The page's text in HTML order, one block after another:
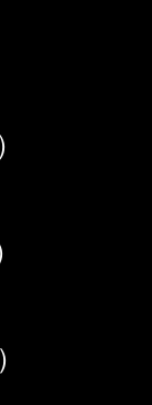
送達日期
送達日期
送達日期